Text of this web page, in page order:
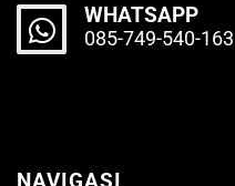
WHATSAPP
085-749-540-163
NAVIGASI